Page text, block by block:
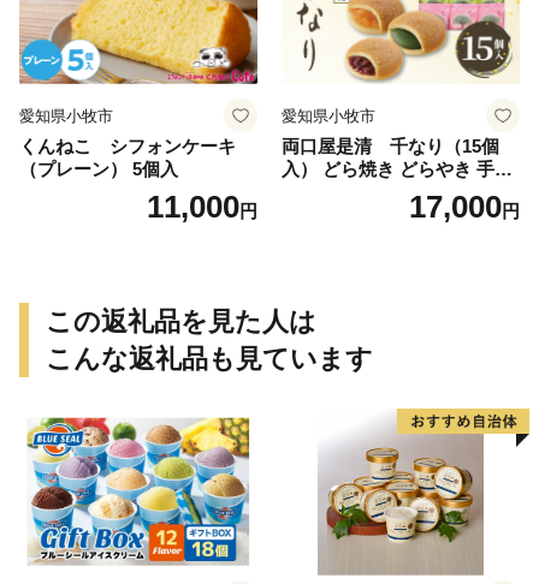
愛知県小牧市
くんねこ シフォンケーキ
（プレーン） 5個入
11,000円
愛知県小牧市
両口屋是清 千なり（15個
入） どら焼き どらやき 手土
産 お土産 土産 丹波大納言小
豆 抹茶 林檎 りんご 慶事 お
17,000円
この返礼品を見た人は
こんな返礼品も見ています